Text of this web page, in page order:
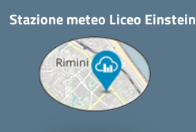
Stazione meteo Liceo Einstein